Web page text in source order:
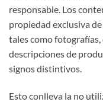
responsable. Los
propiedad exclusiva de
tales como fotografías,
descripciones de
signos distintivos.
Esto conlleva la no